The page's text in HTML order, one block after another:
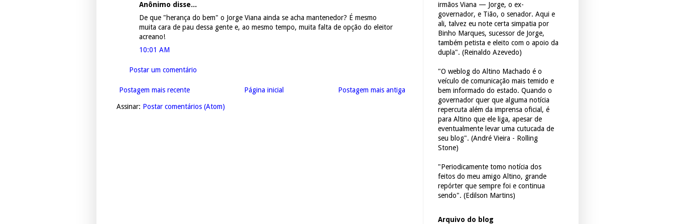
Anônimo disse...
De que "herança do bem" o Jorge Viana ainda se acha mantenedor? É mesmo
muita cara de pau dessa gente e, ao mesmo tempo, muita falta de opção do eleitor
acreano!
10:01 AM
Postar um comentário
Postagem mais recente Postagem mais antiga
Página inicial
Assinar: Postar comentários (Atom)
irmãos Viana — Jorge, o ex-
governador, e Tião, o senador. Aqui e
ali, talvez eu note certa simpatia por
Binho Marques, sucessor de Jorge,
também petista e eleito com o apoio da
dupla". (Reinaldo Azevedo)
"O weblog do Altino Machado é o
veículo de comunicação mais temido e
bem informado do estado. Quando o
governador quer que alguma notícia
repercuta além da imprensa oficial, é
para Altino que ele liga, apesar de
eventualmente levar uma cutucada de
seu blog". (André Vieira - Rolling
Stone)
"Periodicamente tomo notícia dos
feitos do meu amigo Altino, grande
repórter que sempre foi e continua
sendo". (Edilson Martins)
Arquivo do blog